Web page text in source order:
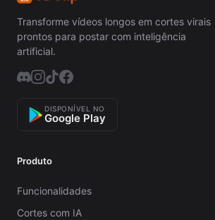
Transforme vídeos longos em cortes virais
prontos para postar com inteligência
artificial.
DISPONÍVEL NO
Google Play
Produto
Funcionalidades
Cortes com IA